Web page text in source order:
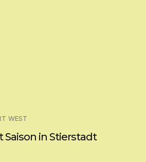
WEST
in Stierstadt